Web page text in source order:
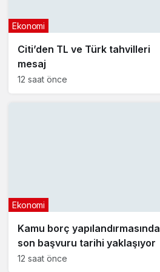
Citi’den TL ve Türk tahvilleri
mesaj
Ekonomi
12 saat önce
Kamu borç yapılandırmasında
son başvuru tarihi yaklaşıyor
Ekonomi
12 saat önce